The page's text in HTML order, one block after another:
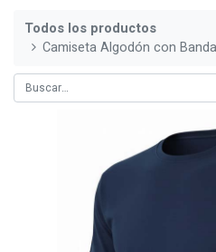
Todos los productos
Camiseta Algodón con